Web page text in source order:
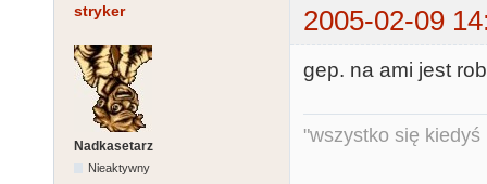
stryker 2005-02-09
Nadkasetarz
Nieaktywny
gep. na ami jest
"wszystko się kiedyś